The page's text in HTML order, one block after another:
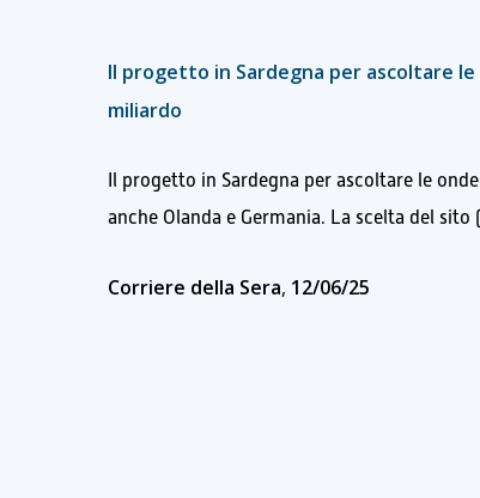
Il progetto in Sardegna per ascoltare
miliardo
Il progetto in Sardegna per ascoltare le
anche Olanda e Germania. La scelta del
Corriere della Sera, 12/06/25